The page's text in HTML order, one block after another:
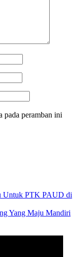
pada peramban ini
Untuk PTK PAUD di
Yang Maju Mandiri